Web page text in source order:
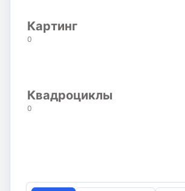
Картинг
0
Квадроциклы
0